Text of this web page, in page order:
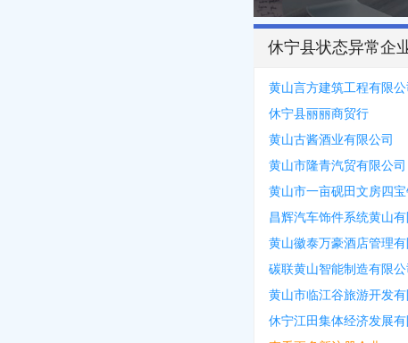
休宁县状态异常企
黄山言方建筑工程有限公
休宁县丽丽商贸行
黄山古酱酒业有限公司
黄山市隆青汽贸有限公司
黄山市一亩砚田文房四宝
昌辉汽车饰件系统黄山有
黄山徽泰万豪酒店管理有
碳联黄山智能制造有限公
黄山市临江谷旅游开发有
休宁江田集体经济发展有